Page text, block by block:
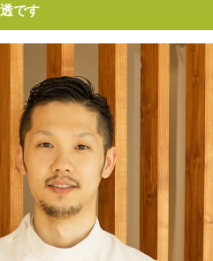
です